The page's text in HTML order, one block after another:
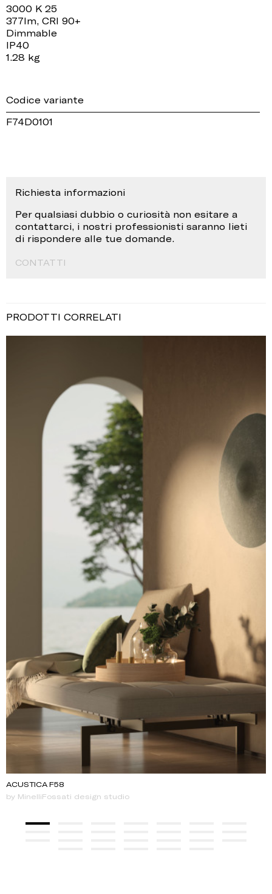
3000 K 25
377lm, CRI 90+
Dimmable
IP40
1.28 kg
Codice variante
F74D0101
Richiesta informazioni
Per qualsiasi dubbio o curiosità non esitare a
contattarci, i nostri professionisti saranno lieti
di rispondere alle tue domande.
CONTATTI
PRODOTTI CORRELATI
ACUSTICA F58
by MinelliFossati design studio